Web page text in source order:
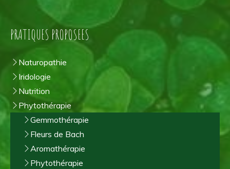
PRATIQUES PROPOSEES
Naturopathie
Iridologie
Nutrition
Phytothérapie
Gemmothérapie
Fleurs de Bach
Aromathérapie
Phytothérapie